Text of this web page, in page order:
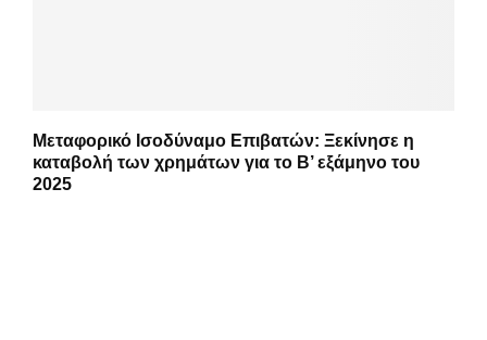
Μεταφορικό Ισοδύναμο Επιβατών: Ξεκίνησε η
καταβολή των χρημάτων για το Β’ εξάμηνο του
2025